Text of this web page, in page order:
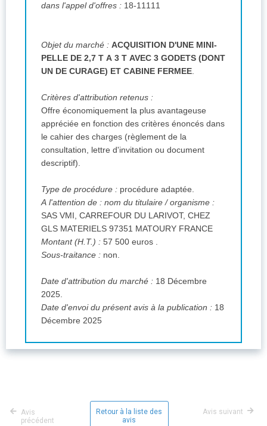
dans l'appel d'offres : 18-11111
Objet du marché : ACQUISITION D'UNE MINI-
PELLE DE 2,7 T A 3 T AVEC 3 GODETS (DONT
UN DE CURAGE) ET CABINE FERMEE.
Critères d'attribution retenus :
Offre économiquement la plus avantageuse
appréciée en fonction des critères énoncés dans
le cahier des charges (règlement de la
consultation, lettre d'invitation ou document
descriptif).
Type de procédure : procédure adaptée.
A l'attention de : nom du titulaire / organisme :
SAS VMI, CARREFOUR DU LARIVOT, CHEZ
GLS MATERIELS 97351 MATOURY FRANCE
Montant (H.T.) : 57 500 euros .
Sous-traitance :non.
Date d'attribution du marché : 18 Décembre
2025.
Date d'envoi du présent avis à la publication : 18
Décembre 2025
Avis
précédent
Retour à la liste des
avis
Avis suivant